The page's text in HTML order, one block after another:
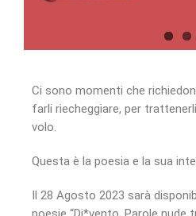
Ci sono momenti che
farli riecheggiare, per
volo.
Questa è la poesia e la sua
Il 28 Agosto 2023 sarà